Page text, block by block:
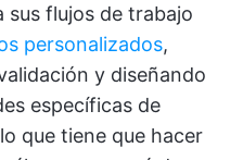
sus flujos de trabajo
personalizados,
y diseñando
específicas de
que tiene que hacer